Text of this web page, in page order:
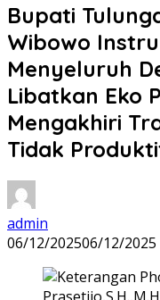
Bupati
Wibowo
Menyeluruh
Libatkan Eko
Mengakhiri
Tidak
admin
06/12/202506/12/2025